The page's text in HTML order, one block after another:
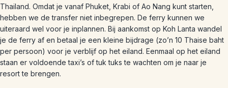
Thailand. Omdat je vanaf Phuket, Krabi of Ao Nang kunt starten,
hebben we de transfer niet inbegrepen. De ferry kunnen we
uiteraard wel voor je inplannen. Bij aankomst op Koh Lanta wandel
je de ferry af en betaal je een kleine bijdrage (zo’n 10 Thaise baht
per persoon) voor je verblijf op het eiland. Eenmaal op het eiland
staan er voldoende taxi’s of tuk tuks te wachten om je naar je
resort te brengen.